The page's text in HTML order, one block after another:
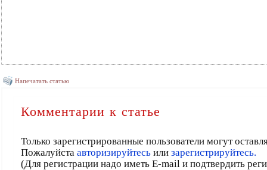
Напечатать статью
Комментарии к статье
Только зарегистрированные пользователи могут
Пожалуйста авторизируйтесьили зарегистрируйтесь.
(Для регистрации надо иметь E-mail и подтвердить